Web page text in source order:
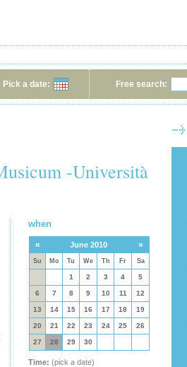
Pick a date: Free search:
-Università
when
« June 2010 »
Su Mo Tu We Th Fr Sa
1 2 3 4 5
6 7 8 9 10 11 12
13 14 15 16 17 18 19
20 21 22 23 24 25 26
27 28 29 30
Time: (pick a date)